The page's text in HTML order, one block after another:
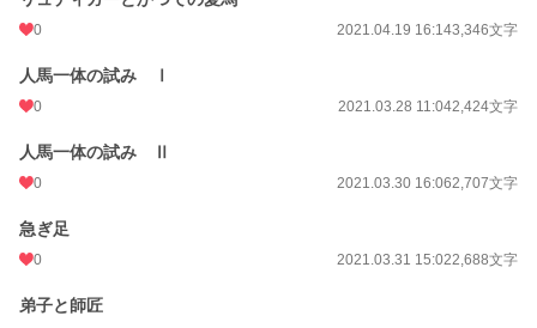
0 2021.04.19 16:143,346文字
人馬一体の試み Ⅰ
0 2021.03.28 11:042,424文字
人馬一体の試み Ⅱ
0 2021.03.30 16:062,707文字
急ぎ足
0 2021.03.31 15:022,688文字
弟子と師匠